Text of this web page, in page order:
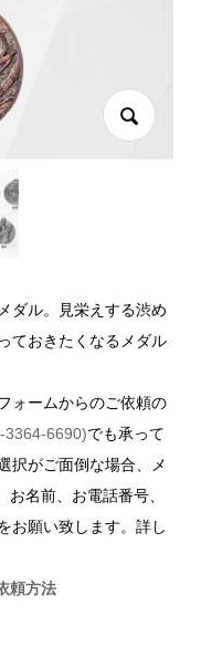
ダル。見栄えする渋め
ておきたくなるメダル
ォームからのご依頼の
3364-6690)でも承って
択がご面倒な場合、メ
名前、お電話番号、
お願い致します。詳し
頼方法